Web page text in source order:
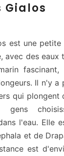
m
o
i
a
l
o
Gialos
est une
avec des eaux
fascinant,
Il n'y a
qui plongent
gens
l'eau. Elle
et de
est